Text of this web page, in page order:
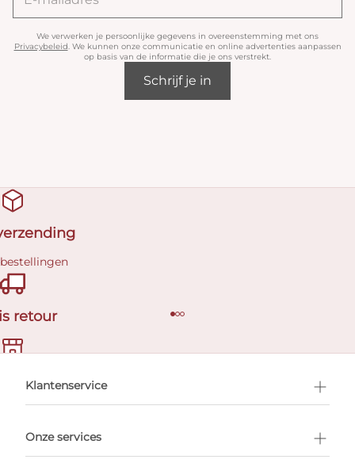
We verwerken je persoonlijke gegevens in overeenstemming met ons
Privacybeleid. We kunnen onze communicatie en online advertenties aanpassen
op basis van de informatie die je ons verstrekt.
Schrijf je in
retour
afspraak
Klantenservice
Onze services